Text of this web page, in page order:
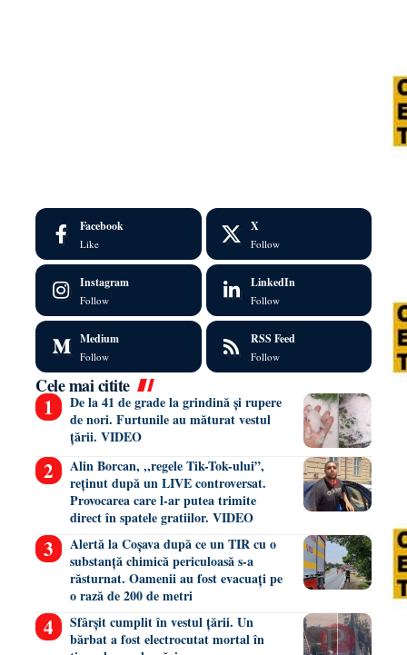
Facebook
Like
X
Follow
Instagram
Follow
LinkedIn
Follow
Medium
Follow
RSS Feed
Follow
Cele mai citite
De la 41 de grade la grindină și rupere
de nori. Furtunile au măturat vestul
țării. VIDEO
Alin Borcan, ,,regele Tik-Tok-ului”,
reținut după un LIVE controversat.
Provocarea care l-ar putea trimite
direct în spatele gratiilor. VIDEO
Alertă la Coșava după ce un TIR cu o
substanță chimică periculoasă s-a
răsturnat. Oamenii au fost evacuați pe
o rază de 200 de metri
Sfârșit cumplit în vestul țării. Un
bărbat a fost electrocutat mortal în